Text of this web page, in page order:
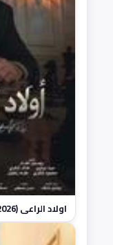
اولاد الراعي (2026)